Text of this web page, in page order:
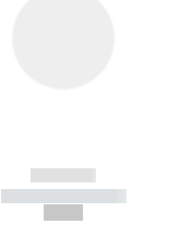
------------
----------- -----------